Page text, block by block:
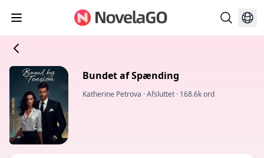
Bundet af Spænding
Katherine Petrova ·Afsluttet · 168.6k ord